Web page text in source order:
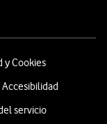
y Cookies
Accesibilidad
servicio